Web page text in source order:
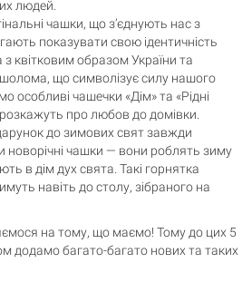
людей.
чашки, що з’єднують нас з
показувати свою ідентичність
з квітковим образом України та
що символізує силу нашого
особливі чашечки «Дім» та «Рідні
розкажуть про любов до домівки.
до зимових свят завжди
новорічні чашки — вони роблять зиму
в дім дух свята. Такі горнятка
навіть до столу, зібраного на
на тому, що маємо! Тому до цих 5
додамо багато-багато нових та таких